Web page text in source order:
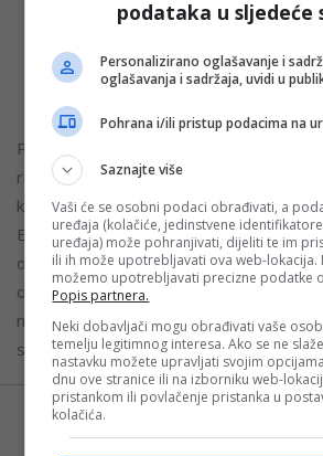
putu, uz spremnost da iz njega
ono što se čini nemogućim,
Platforma „Believe. Further“
razgovor koji će u narednim godinama
kulture, institucija, poslovne
Evrope. Kroz različite inicijative i
otvoreniji dijalog o ulozi nauke,
oblikovanju bolje budućnosti,
napredak nije cilj kojem težimo, već
svakim novim korakom.
Možete nas pratiti i putem
Android
podataka u sljedeće
Personalizirano oglašavanje i
oglašavanja i sadržaja, uvidi u
Pohrana i/ili pristup podacima na
Saznajte više
Vaši će se osobni podaci obrađivati, a
uređaja (kolačiće, jedinstvene
uređaja) može pohranjivati, dijeliti te im
ili ih može upotrebljavati ova web-lokacija.
možemo upotrebljavati precizne podatke
Popis partnera.
Neki dobavljači mogu obrađivati vaše
temelju legitimnog interesa. Ako se ne
nastavku možete upravljati svojim
dnu ove stranice ili na izborniku web-
pristankom ili povlačenje pristanka u
kolačića.